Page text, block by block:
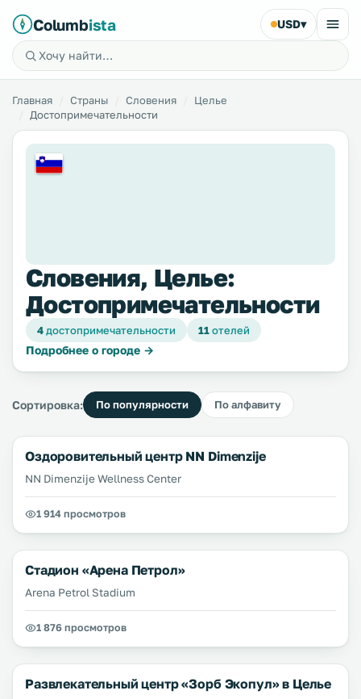
Columbista USD▾
Главная Страны Словения
Целье
Достопримечательности
Словения, Целье:
Достопримечательности
4достопримечательности 11отелей
Подробнее о городе →
Сортировка: По популярности По алфавиту
Оздоровительный центр NN Dimenzije
NN Dimenzije Wellness Center
1 914 просмотров
Стадион «Арена Петрол»
Arena Petrol Stadium
1 876 просмотров
Развлекательный центр «Зорб Экопул» в Целье